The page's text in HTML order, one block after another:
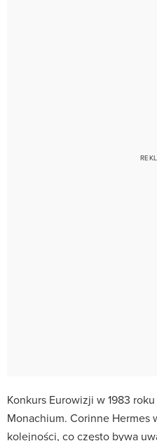
Konkurs Eurowizji w 1983
Monachium. Corinne Hermes
kolejności, co często bywa